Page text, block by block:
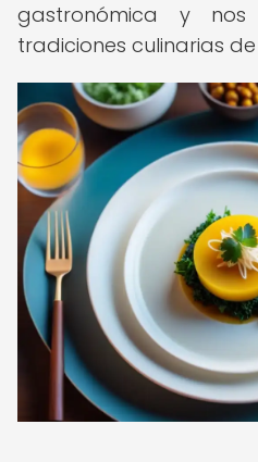
gastronómica y
tradiciones culinarias